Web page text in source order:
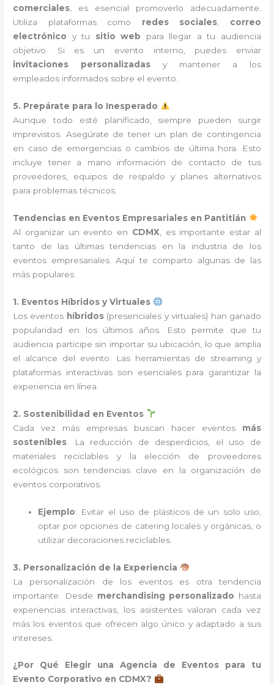
comerciales, es esencial promoverlo adecuadamente.
Utiliza plataformas como redes sociales, correo
electrónico y tu sitio web para llegar a tu audiencia
objetivo. Si es un evento interno, puedes enviar
invitaciones personalizadas y mantener a los
empleados informados sobre el evento.
5. Prepárate para lo Inesperado
Aunque todo esté planificado, siempre pueden surgir
imprevistos. Asegúrate de tener un plan de contingencia
en caso de emergencias o cambios de última hora. Esto
incluye tener a mano información de contacto de tus
proveedores, equipos de respaldo y planes alternativos
para problemas técnicos.
Tendencias en Eventos Empresariales en Pantitlán
Al organizar un evento en CDMX , es importante estar al
tanto de las últimas tendencias en la industria de los
eventos empresariales. Aquí te comparto algunas de las
más populares:
1. Eventos Híbridos y Virtuales
Los eventos híbridos(presenciales y virtuales) han ganado
popularidad en los últimos años. Esto permite que tu
audiencia participe sin importar su ubicación, lo que amplia
el alcance del evento. Las herramientas de streaming y
plataformas interactivas son esenciales para garantizar la
experiencia en línea.
2. Sostenibilidad en Eventos
Cada vez más empresas buscan hacer eventos más
sostenibles . La reducción de desperdicios, el uso de
materiales reciclables y la elección de proveedores
ecológicos son tendencias clave en la organización de
eventos corporativos.
Ejemplo: Evitar el uso de plásticos de un solo uso,
optar por opciones de catering locales y orgánicas, o
utilizar decoraciones reciclables.
3. Personalización de la Experiencia
La personalización de los eventos es otra tendencia
importante. Desde merchandising personalizado hasta
experiencias interactivas, los asistentes valoran cada vez
más los eventos que ofrecen algo único y adaptado a sus
intereses.
¿Por Qué Elegir una Agencia de Eventos para tu
Evento Corporativo en CDMX?